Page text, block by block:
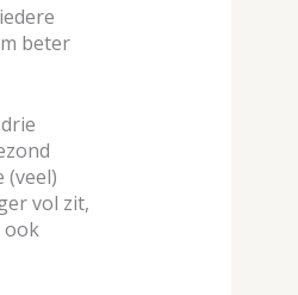
beter
(veel)
vol zit,
ook